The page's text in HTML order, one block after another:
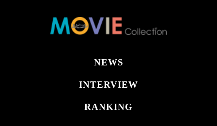
NEWS
INTERVIEW
RANKING